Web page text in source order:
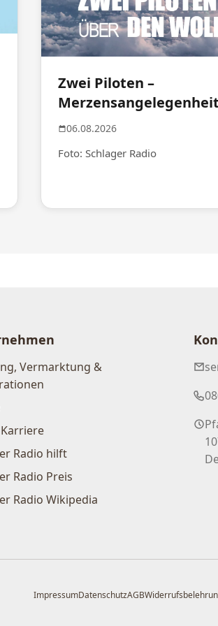
Zwei Piloten –
06.08.2026
Foto: Schlager Radio
Vermarktung &
Radio hilft
Radio Preis
Radio Wikipedia
ImpressumDatenschutzAGB